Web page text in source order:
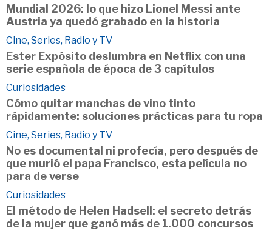
Mundial 2026: lo que hizo Lionel Messi ante
Austria ya quedó grabado en la historia
Cine, Series, Radio y TV
Ester Expósito deslumbra en Netflix con una
serie española de época de 3 capítulos
Curiosidades
Cómo quitar manchas de vino tinto
rápidamente: soluciones prácticas para tu ropa
Cine, Series, Radio y TV
No es documental ni profecía, pero después de
que murió el papa Francisco, esta película no
para de verse
Curiosidades
El método de Helen Hadsell: el secreto detrás
de la mujer que ganó más de 1.000 concursos